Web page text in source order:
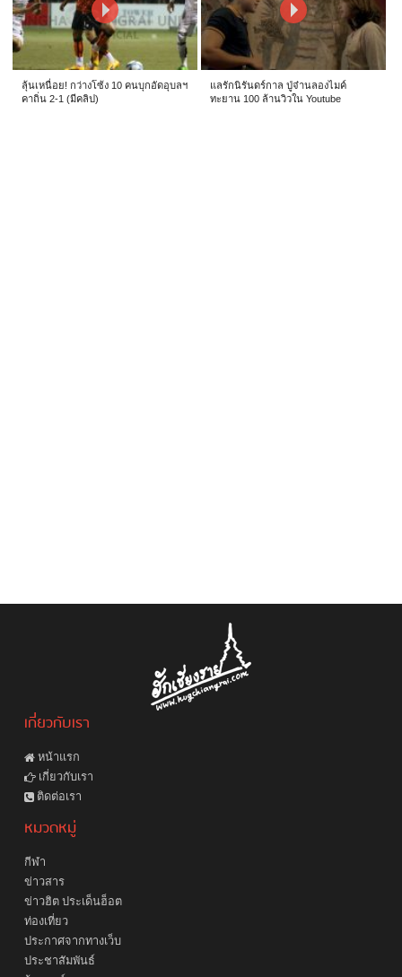
ลุ้นเหนื่อย! กว่างโซ้ง 10 คนบุกอัดอุบลฯ
คาถิ่น 2-1 (มีคลิป)
แลรักนิรันดร์กาล ปู่จ๋านลองไมค์
ทะยาน 100 ล้านวิวใน Youtube
เกี่ยวกับเรา
หน้าแรก
เกี่ยวกับเรา
ติดต่อเรา
หมวดหมู่
กีฬา
ข่าวสาร
ข่าวฮิต ประเด็นฮ็อต
ท่องเที่ยว
ประกาศจากทางเว็บ
ประชาสัมพันธ์